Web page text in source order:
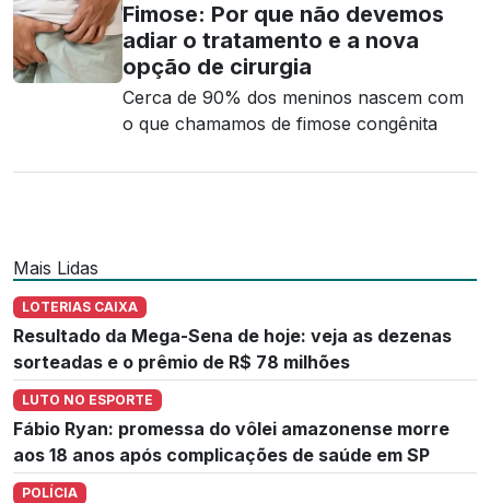
Fimose: Por que não devemos
adiar o tratamento e a nova
opção de cirurgia
Cerca de 90% dos meninos nascem com
o que chamamos de fimose congênita
Mais Lidas
LOTERIAS CAIXA
Resultado da Mega-Sena de hoje: veja as dezenas
sorteadas e o prêmio de R$ 78 milhões
LUTO NO ESPORTE
Fábio Ryan: promessa do vôlei amazonense morre
aos 18 anos após complicações de saúde em SP
POLÍCIA